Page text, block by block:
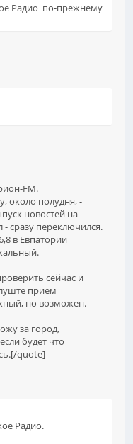
Радио по-прежнему
FM.
около полудня, -
новостей на
- сразу переключился.
в Евпатории
сейчас и
приём
но возможен.
за город,
будет что
quote]
Радио.